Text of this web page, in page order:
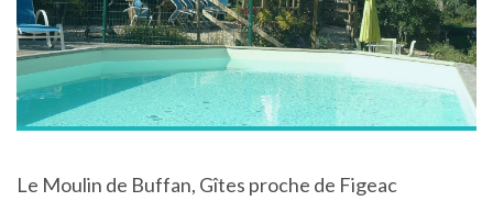
Le Moulin de Buffan, Gîtes proche de Figeac